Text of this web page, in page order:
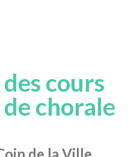
cours
chorale
de la Ville